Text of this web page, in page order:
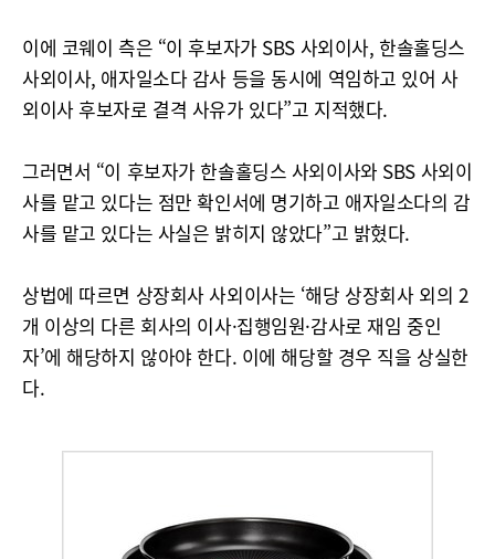
이에 코웨이 측은 “이 후보자가 SBS 사외이사, 한솔홀딩스
사외이사, 애자일소다 감사 등을 동시에 역임하고 있어 사
외이사 후보자로 결격 사유가 있다”고 지적했다.
그러면서 “이 후보자가 한솔홀딩스 사외이사와 SBS 사외이
사를 맡고 있다는 점만 확인서에 명기하고 애자일소다의 감
사를 맡고 있다는 사실은 밝히지 않았다”고 밝혔다.
상법에 따르면 상장회사 사외이사는 ‘해당 상장회사 외의 2
개 이상의 다른 회사의 이사·집행임원·감사로 재임 중인
자’에 해당하지 않아야 한다. 이에 해당할 경우 직을 상실한
다.